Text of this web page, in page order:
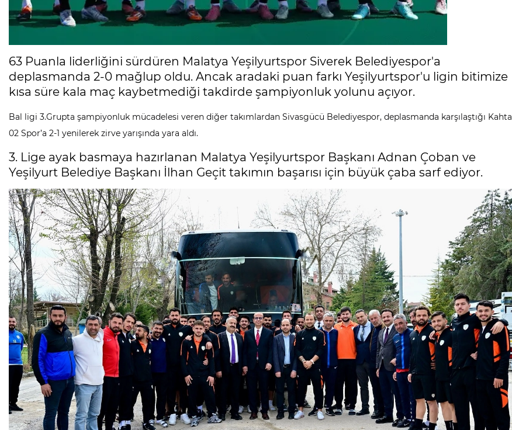
63 Puanla liderliğini sürdüren Malatya Yeşilyurtspor Siverek Belediyespor'a
deplasmanda 2-0 mağlup oldu. Ancak aradaki puan farkı Yeşilyurtspor'u ligin bitimize
kısa süre kala maç kaybetmediği takdirde şampiyonluk yolunu açıyor.
Bal ligi 3.Grupta şampiyonluk mücadelesi veren diğer takımlardan Sivasgücü Belediyespor, deplasmanda karşılaştığı Kahta
02 Spor’a 2-1 yenilerek zirve yarışında yara aldı.
3. Lige ayak basmaya hazırlanan Malatya Yeşilyurtspor Başkanı Adnan Çoban ve
Yeşilyurt Belediye Başkanı İlhan Geçit takımın başarısı için büyük çaba sarf ediyor.